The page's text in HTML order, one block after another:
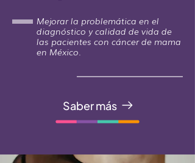
Mejorar la problemática en el
diagnóstico y calidad de vida de
las pacientes con cáncer de mama
en México.
Saber más